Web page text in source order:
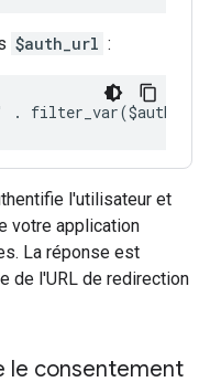
$auth_url :
filter_var($auth_url,
l'utilisateur et
votre application
La réponse est
de l'URL de redirection
le consentement